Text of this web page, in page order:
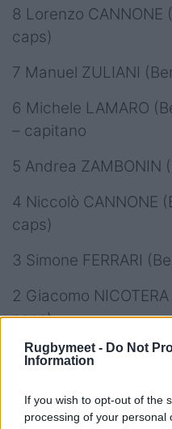
Rugbymeet - Do Not
Information
If you wish to opt-out of the
processing of your personal
8 Lorenzo CANNONE
caps)
7 Manuel ZULIANI
6 Michele LAMARO
– capitano
5 Andrea ZAMBONIN
4 Niccolò CANNONE
caps)
3 Simone FERRARI
2 Giacomo
caps)
1 Danilo FISCHETTI
A disposizione